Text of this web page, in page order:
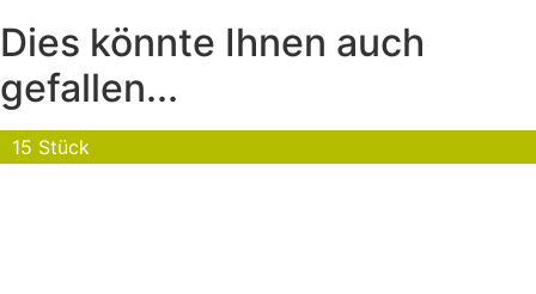
Dies könnte Ihnen auch
gefallen...
15 Stück